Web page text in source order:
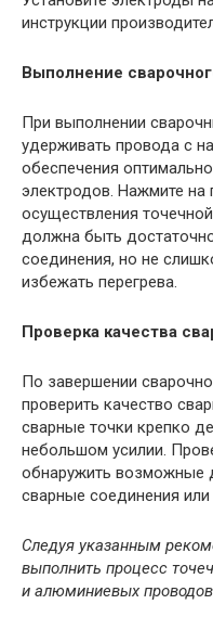
инструкции
Выполнение
При выполнении
удерживать провода с
обеспечения
электродов. Нажмите на
осуществления
должна быть
соединения, но не
избежать перегрева.
Проверка качества
По завершении
проверить качество
сварные точки крепко
небольшом усилии.
обнаружить возможные
сварные соединения
Следуя указанным
выполнить процесс
и алюминиевых